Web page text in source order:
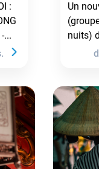
:
...
Un
nuits)